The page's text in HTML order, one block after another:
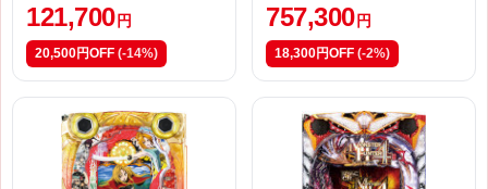
121,700 円
20,500円OFF (-14%)
757,300 円
18,300円OFF (-2%)